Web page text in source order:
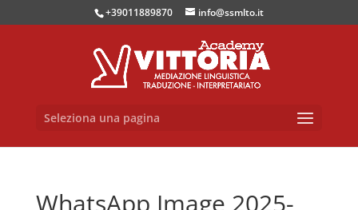
+39011889870 info@ssmlto.it
Seleziona una pagina
WhatsApp Image 2025-